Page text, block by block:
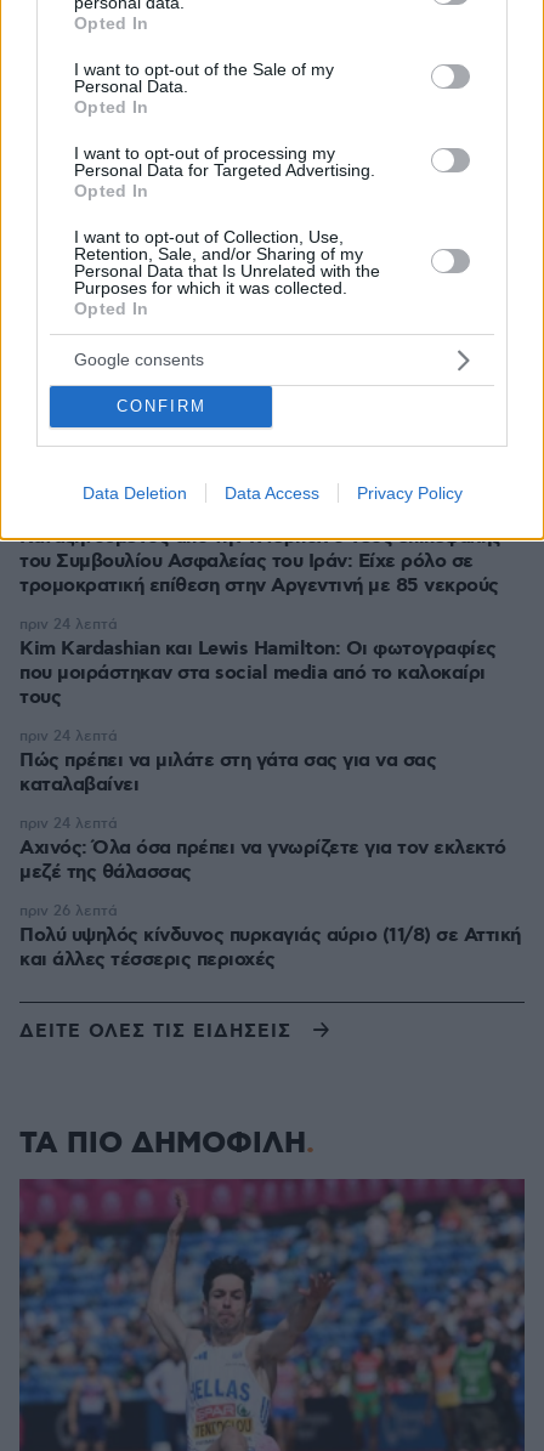
grant or deny consent to Google and its third-party tags to
use your data for below specified purposes in below Google
consent section.
Opted In
I want to opt-out of the Sale of my
Personal Data.
Opted In
I want to opt-out of processing my
Personal Data for Targeted Advertising.
Opted In
I want to opt-out of Collection, Use,
Retention, Sale, and/or Sharing of my
Personal Data that Is Unrelated with the
Purposes for which it was collected.
Opted In
Google consents
CONFIRM
Data Deletion Data Access Privacy Policy
απάντηση μιας ποδίατρου
πριν 4 λεπτά
Δεν έχει και δεν πειράζει»
πριν 12 λεπτά
Η ανάρτηση της Μαρίας Κίτσου για τα γενέθλιά της και
το «ευχαριστώ» στους συνεργάτες της
πριν 12 λεπτά
Οι συνομιλίες με το Ιράν είναι σαν μια παρτίδα σκάκι,
λέει ο Τραμπ - Είμαστε επαγγελματίες παίκτες, απαντά η
Τεχεράνη
πριν 17 λεπτά
Ευρωπαϊκό Πρωτάθλημα Στίβου: Ο σοβαρός
τραυματισμός του Φουρλάνι, έφυγε σε καροτσάκι από
Καταζητούμενος από την Ιντερπόλ ο νέος επικεφαλής
του Συμβουλίου Ασφαλείας του Ιράν: Είχε ρόλο σε
τρομοκρατική επίθεση στην Αργεντινή με 85 νεκρούς
Kim Kardashian και Lewis Hamilton: Οι φωτογραφίες
που μοιράστηκαν στα social media από το καλοκαίρι
τους
πριν 24 λεπτά
Πώς πρέπει να μιλάτε στη γάτα σας για να σας
καταλαβαίνει
πριν 24 λεπτά
Αχινός: Όλα όσα πρέπει να γνωρίζετε για τον εκλεκτό
μεζέ της θάλασσας
πριν 24 λεπτά
Πολύ υψηλός κίνδυνος πυρκαγιάς αύριο (11/8) σε Αττική
και άλλες τέσσερις περιοχές
πριν 26 λεπτά
ΔΕΙΤΕ ΟΛΕΣ ΤΙΣ ΕΙΔΗΣΕΙΣ
ΤΑ ΠΙΟ ΔΗΜΟΦΙΛΗ